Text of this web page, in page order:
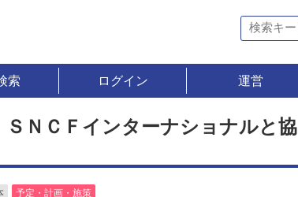
索 ログイン 運営
ＮＣＦインターナショナルと協
予定・計画・施策